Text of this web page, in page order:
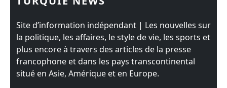
Site d’information indépendant | Les nouvelles sur
la politique, les affaires, le style de vie, les sports et
plus encore à travers des articles de la presse
francophone et dans les pays transcontinental
situé en Asie, Amérique et en Europe.